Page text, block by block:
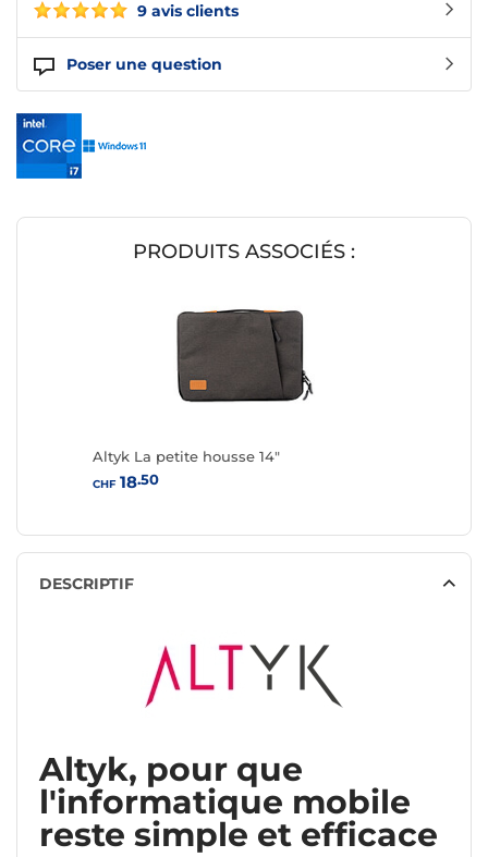
9 avis clients
Poser une question
PRODUITS ASSOCIÉS :
Altyk La petite housse 14"
CHF18.50
DESCRIPTIF
Altyk, pour que
l'informatique mobile
reste simple et efficace